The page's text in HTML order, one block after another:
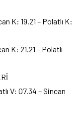
K: 19.21 – Polatlı K:
K: 21.21 – Polatlı
V: 07.34 – Sincan